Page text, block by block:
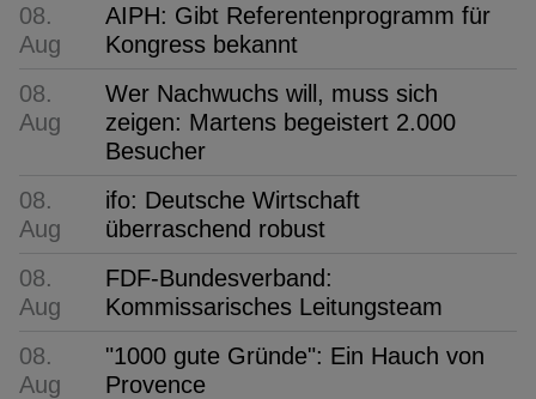
08.
Aug
AIPH: Gibt Referentenprogramm für
Kongress bekannt
08.
Aug
Wer Nachwuchs will, muss sich
zeigen: Martens begeistert 2.000
Besucher
08.
Aug
ifo: Deutsche Wirtschaft
überraschend robust
08.
Aug
FDF-Bundesverband:
Kommissarisches Leitungsteam
08.
Aug
"1000 gute Gründe": Ein Hauch von
Provence